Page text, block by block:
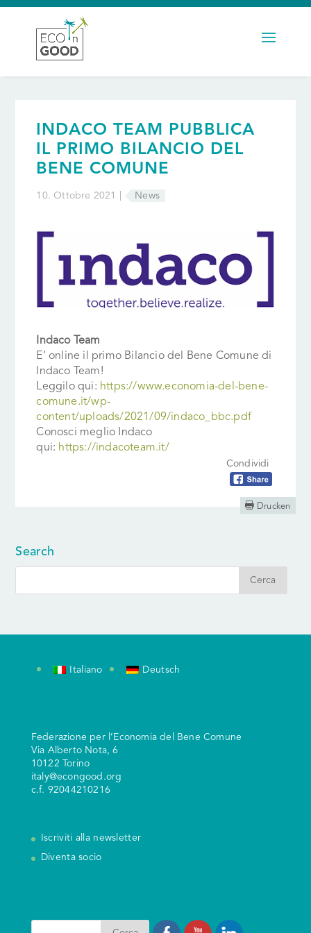
INDACO TEAM PUBBLICA
IL PRIMO BILANCIO DEL
BENE COMUNE
10. Ottobre 2021 | News
Indaco Team
E’ online il primo Bilancio del Bene Comune di
Indaco Team!
Leggilo qui: https://www.economia-del-bene-
comune.it/wp-
content/uploads/2021/09/indaco_bbc.pdf
Conosci meglio Indaco
qui: https://indacoteam.it/
Condividi
Drucken
Search
Italiano Deutsch
Federazione per l’Economia del Bene Comune
Via Alberto Nota, 6
10122 Torino
italy@econgood.org
c.f. 92044210216
Iscriviti alla newsletter
Diventa socio